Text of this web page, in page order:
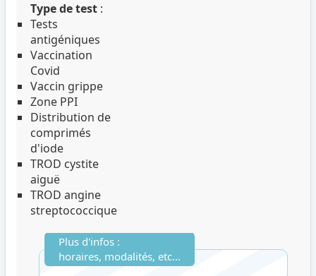
Type de test :
Tests
antigéniques
Vaccination
Covid
Vaccin grippe
Zone PPI
Distribution de
comprimés
d'iode
TROD cystite
aiguë
TROD angine
streptococcique
Plus d'infos :
horaires, modalités, etc...